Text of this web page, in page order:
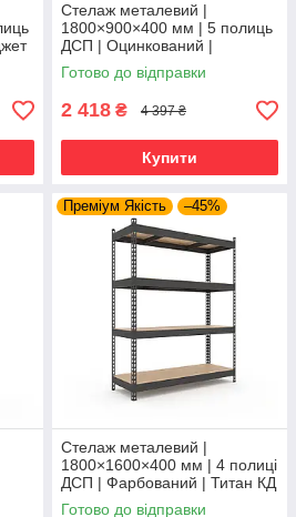
Стелаж металевий |
1800×900×400 мм | 5 полиць
ДСП | Оцинкований |
Стандарт ОД | 220 кг/полицю
| збірний для складу, гаража
та
Готово до відправки
2 418 ₴ 4 397 ₴
Купити
|
Преміум Якість –45%
Стелаж металевий |
1800×1600×400 мм | 4 полиці
ДСП | Фарбований | Титан КД
| 300 кг/полицю | посилений
Готово до відправки